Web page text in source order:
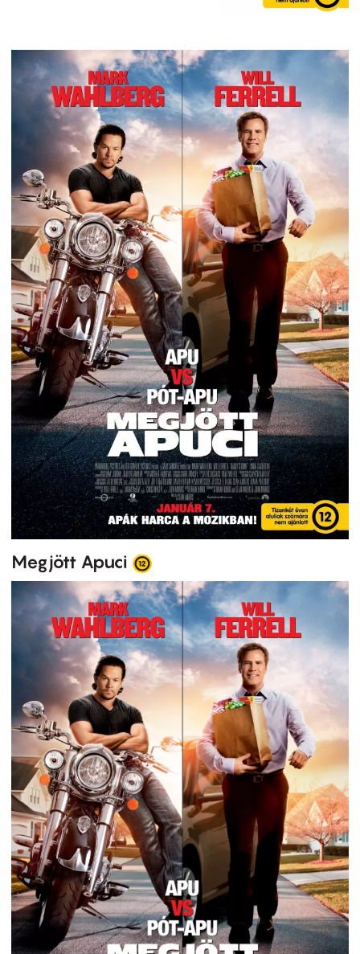
Megjött Apuci